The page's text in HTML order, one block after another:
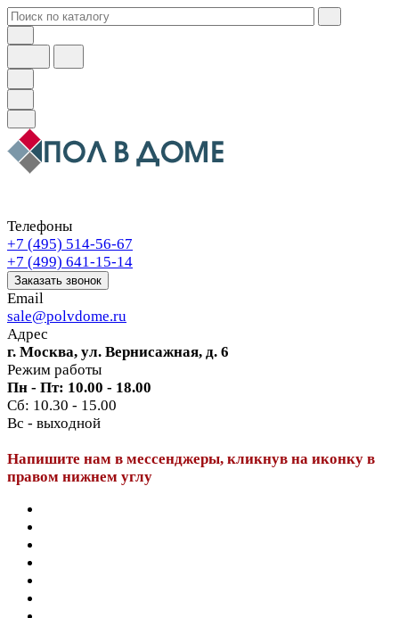
Телефоны
+7 (495) 514-56-67
+7 (499) 641-15-14
Заказать звонок
Email
sale@polvdome.ru
Адрес
г. Москва, ул. Вернисажная, д. 6
Режим работы
Пн - Пт: 10.00 - 18.00
Сб: 10.30 - 15.00
Вс - выходной
Напишите нам в мессенджеры, кликнув на иконку в
правом нижнем углу